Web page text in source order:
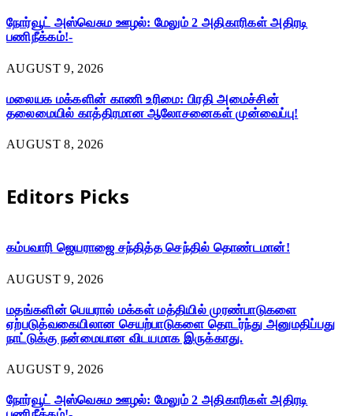
நோர்வூட் அஸ்வெசும ஊழல்: மேலும் 2 அதிகாரிகள் அதிரடி
பணிநீக்கம்!-
AUGUST 9, 2026
மலையக மக்களின் காணி உரிமை: பிரதி அமைச்சின்
தலைமையில் காத்திரமான ஆலோசனைகள் முன்வைப்பு!
AUGUST 8, 2026
Editors Picks
கம்பவாரி ஜெயராஜை சந்தித்த செந்தில் தொண்டமான்!
AUGUST 9, 2026
மதங்களின் பெயரால் மக்கள் மத்தியில் முரண்பாடுகளை
ஏற்படுத்வகையிலான செயற்பாடுகளை தொடர்ந்து அனுமதிப்பது
நாட்டுக்கு நன்மையான விடயமாக இருக்காது.
AUGUST 9, 2026
நோர்வூட் அஸ்வெசும ஊழல்: மேலும் 2 அதிகாரிகள் அதிரடி